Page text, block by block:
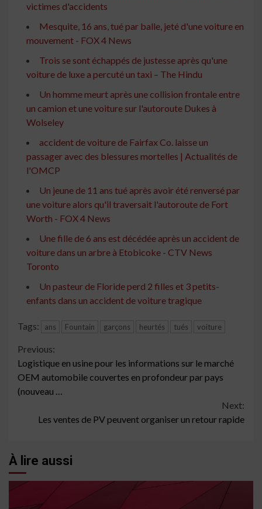
victimes d'accidents
Mesquite, 16 ans, tué par balle, jeté d'une voiture en
mouvement - FOX 4 News
Trois se sont échappés de justesse après qu'une
voiture de luxe a percuté un taxi – The Hindu
Un homme meurt après une collision frontale entre
un camion et une voiture sur l'autoroute Dukes à
Wolseley
accident de voiture de Fairfax Co. laisse un
passager avec des blessures mortelles | Actualités de
l'OMCP
Un jeune de 11 ans tué après avoir été renversé par
une voiture alors qu'il traversait l'autoroute de Fort
Worth - FOX 4 News
Une fille de 6 ans est décédée après un accident de
voiture dans un arbre à Etobicoke - CTV News
Toronto
Un pasteur de Floride perd 2 filles et 3 petits-
enfants dans un accident de voiture tragique
Tags: ans Fountain garçons heurtés tués voiture
Continue
Reading
Previous:
Logistique en usine pour les informations sur le marché
OEM automobile couvertes en profondeur par pays
(nouveau …
Next:
Les ventes de PV peuvent organiser un retour rapide
À lire aussi